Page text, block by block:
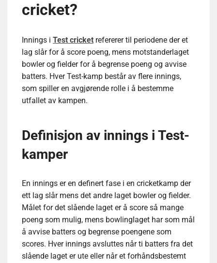
cricket?
Innings i Test cricket refererer til periodene der et
lag slår for å score poeng, mens motstanderlaget
bowler og fielder for å begrense poeng og avvise
batters. Hver Test-kamp består av flere innings,
som spiller en avgjørende rolle i å bestemme
utfallet av kampen.
Definisjon av innings i Test-
kamper
En innings er en definert fase i en cricketkamp der
ett lag slår mens det andre laget bowler og fielder.
Målet for det slående laget er å score så mange
poeng som mulig, mens bowlinglaget har som mål
å avvise batters og begrense poengene som
scores. Hver innings avsluttes når ti batters fra det
slående laget er ute eller når et forhåndsbestemt